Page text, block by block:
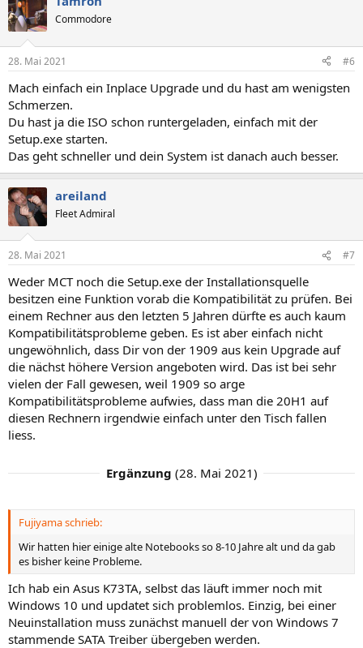
Commodore
28. Mai 2021 #6
Mach einfach ein Inplace Upgrade und du hast am wenigsten
Schmerzen.
Du hast ja die ISO schon runtergeladen, einfach mit der
Setup.exe starten.
Das geht schneller und dein System ist danach auch besser.
areiland
Fleet Admiral
28. Mai 2021 #7
Weder MCT noch die Setup.exe der Installationsquelle
besitzen eine Funktion vorab die Kompatibilität zu prüfen. Bei
einem Rechner aus den letzten 5 Jahren dürfte es auch kaum
Kompatibilitätsprobleme geben. Es ist aber einfach nicht
ungewöhnlich, dass Dir von der 1909 aus kein Upgrade auf
die nächst höhere Version angeboten wird. Das ist bei sehr
vielen der Fall gewesen, weil 1909 so arge
Kompatibilitätsprobleme aufwies, dass man die 20H1 auf
diesen Rechnern irgendwie einfach unter den Tisch fallen
liess.
Ergänzung (28. Mai 2021)
Fujiyama schrieb:
Wir hatten hier einige alte Notebooks so 8-10 Jahre alt und da gab
es bisher keine Probleme.
Ich hab ein Asus K73TA, selbst das läuft immer noch mit
Windows 10 und updatet sich problemlos. Einzig, bei einer
Neuinstallation muss zunächst manuell der von Windows 7
stammende SATA Treiber übergeben werden.